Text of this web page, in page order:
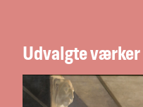
Udvalgte værker